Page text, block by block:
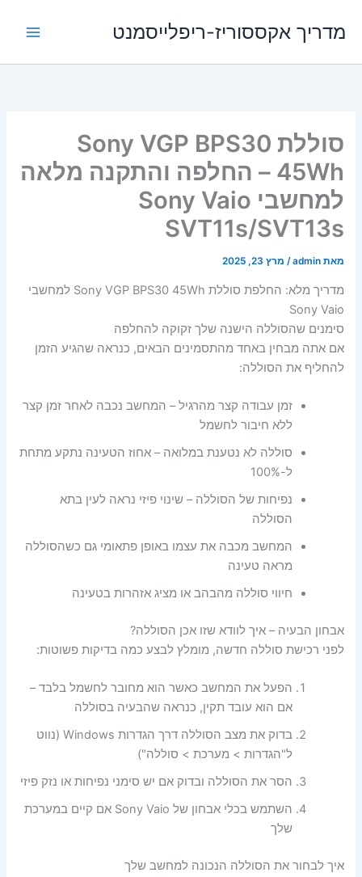
לתוכןמדריך אקססוריז-ריפלייסמנט
סוללת Sony VGP BPS30
45Wh – החלפה והתקנה מלאה
למחשבי Sony Vaio
SVT11s/SVT13s
מאתadmin
/ מרץ 23, 2025
מדריך מלא: החלפת סוללת Sony VGP BPS30 45Wh למחשבי
Sony Vaio
סימנים שהסוללה הישנה שלך זקוקה להחלפה
אם אתה מבחין באחד מהתסמינים הבאים, כנראה שהגיע הזמן
להחליף את הסוללה:
זמן עבודה קצר מהרגיל – המחשב נכבה לאחר זמן קצר
ללא חיבור לחשמל
סוללה לא נטענת במלואה – אחוז הטעינה נתקע מתחת
ל-100%
נפיחות של הסוללה – שינוי פיזי נראה לעין בתא
הסוללה
המחשב מכבה את עצמו באופן פתאומי גם כשהסוללה
מראה טעינה
חיווי סוללה מהבהב או מציג אזהרות בטעינה
אבחון הבעיה – איך לוודא שזו אכן הסוללה?
לפני רכישת סוללה חדשה, מומלץ לבצע כמה בדיקות פשוטות:
הפעל את המחשב כאשר הוא מחובר לחשמל בלבד –
אם הוא עובד תקין, כנראה שהבעיה בסוללה
בדוק את מצב הסוללה דרך הגדרות Windows (נווט
ל"הגדרות > מערכת > סוללה")
הסר את הסוללה ובדוק אם יש סימני נפיחות או נזק פיזי
השתמש בכלי אבחון של Sony Vaio אם קיים במערכת
שלך
איך לבחור את הסוללה הנכונה למחשב שלך